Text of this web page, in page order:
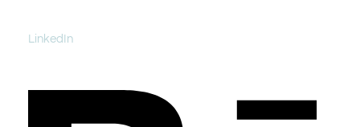
LinkedIn